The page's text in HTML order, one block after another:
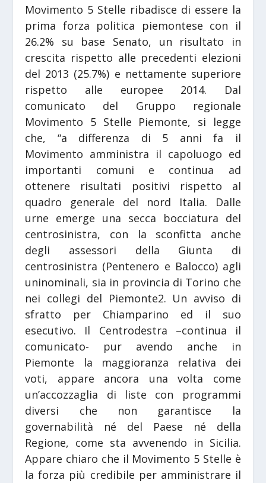
Movimento 5 Stelle ribadisce di essere la
prima forza politica piemontese con il
26.2% su base Senato, un risultato in
crescita rispetto alle precedenti elezioni
del 2013 (25.7%) e nettamente superiore
rispetto alle europee 2014. Dal
comunicato del Gruppo regionale
Movimento 5 Stelle Piemonte, si legge
che, “a differenza di 5 anni fa il
Movimento amministra il capoluogo ed
importanti comuni e continua ad
ottenere risultati positivi rispetto al
quadro generale del nord Italia. Dalle
urne emerge una secca bocciatura del
centrosinistra, con la sconfitta anche
degli assessori della Giunta di
centrosinistra (Pentenero e Balocco) agli
uninominali, sia in provincia di Torino che
nei collegi del Piemonte2. Un avviso di
sfratto per Chiamparino ed il suo
esecutivo. Il Centrodestra –continua il
comunicato- pur avendo anche in
Piemonte la maggioranza relativa dei
voti, appare ancora una volta come
un’accozzaglia di liste con programmi
diversi che non garantisce la
governabilità né del Paese né della
Regione, come sta avvenendo in Sicilia.
Appare chiaro che il Movimento 5 Stelle è
la forza più credibile per amministrare il